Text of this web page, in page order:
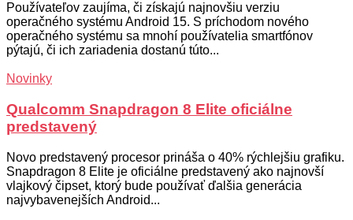
Používateľov zaujíma, či získajú najnovšiu verziu
operačného systému Android 15. S príchodom nového
operačného systému sa mnohí používatelia smartfónov
pýtajú, či ich zariadenia dostanú túto...
Novinky
Qualcomm Snapdragon 8 Elite oficiálne
predstavený
Novo predstavený procesor prináša o 40% rýchlejšiu grafiku.
Snapdragon 8 Elite je oficiálne predstavený ako najnovší
vlajkový čipset, ktorý bude používať ďalšia generácia
najvybavenejších Android...